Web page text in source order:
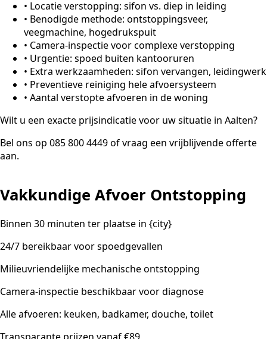
• Locatie verstopping: sifon vs. diep in leiding
• Benodigde methode: ontstoppingsveer,
veegmachine, hogedrukspuit
• Camera-inspectie voor complexe verstopping
• Urgentie: spoed buiten kantooruren
• Extra werkzaamheden: sifon vervangen, leidingwerk
• Preventieve reiniging hele afvoersysteem
• Aantal verstopte afvoeren in de woning
Wilt u een exacte prijsindicatie voor uw situatie in Aalten?
Bel ons op 085 800 4449 of vraag een vrijblijvende offerte
aan.
Vakkundige Afvoer Ontstopping
Binnen 30 minuten ter plaatse in {city}
24/7 bereikbaar voor spoedgevallen
Milieuvriendelijke mechanische ontstopping
Camera-inspectie beschikbaar voor diagnose
Alle afvoeren: keuken, badkamer, douche, toilet